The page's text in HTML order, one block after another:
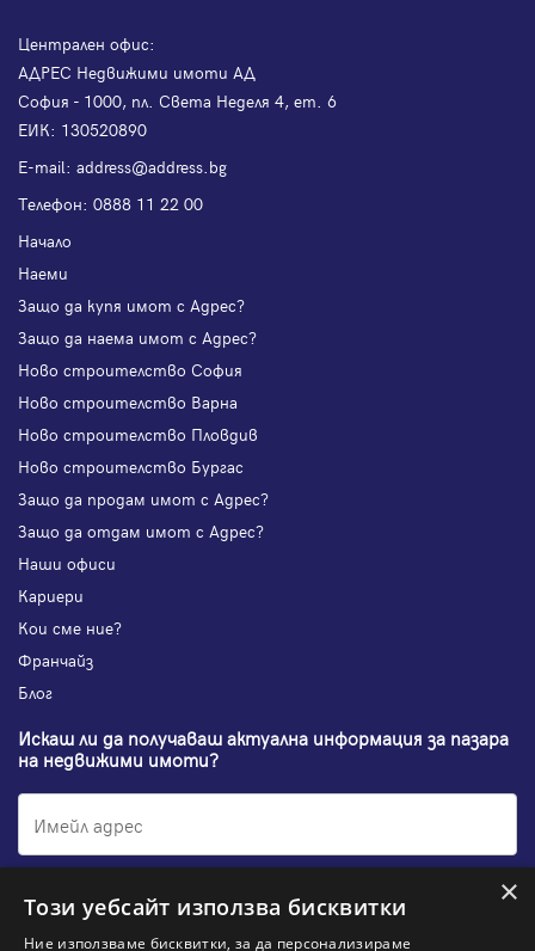
Централен офис:
АДРЕС Недвижими имоти АД
София - 1000, пл. Света Неделя 4, ет. 6
ЕИК: 130520890
Е-mail: address@address.bg
Телефон: 0888 11 22 00
Начало
Наеми
Защо да купя имот с Адрес?
Защо да наема имот с Адрес?
Ново строителство София
Ново строителство Варна
Ново строителство Пловдив
Ново строителство Бургас
Защо да продам имот с Адрес?
Защо да отдам имот с Адрес?
Наши офиси
Кариери
Кои сме ние?
Франчайз
Блог
Искаш ли да получаваш актуална информация за пазара
на недвижими имоти?
Абонирам се ×
Този уебсайт използва бисквитки
Ние използваме бисквитки, за да персонализираме